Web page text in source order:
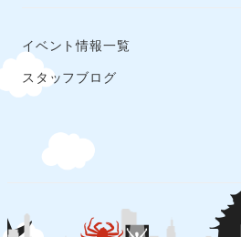
イベント情報一覧
スタッフブログ